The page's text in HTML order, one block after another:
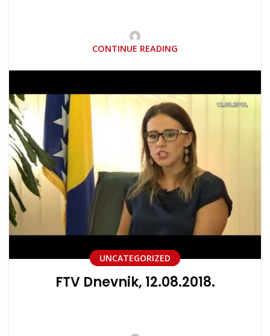
UNCATEGORIZED
FTV Dnevnik, 12.08.2018.
CONTINUE READING